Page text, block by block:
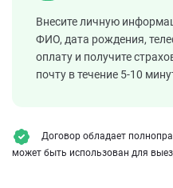
Внесите личную
ФИО, дата рождения,
оплату и получите
почту в течение 5-10
Договор обладает
может быть использован для